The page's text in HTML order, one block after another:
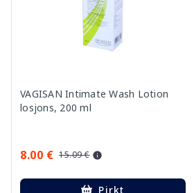
VAGISAN Intimate Wash Lotion
losjons, 200 ml
8.00 € 15.09 €
Pirkt